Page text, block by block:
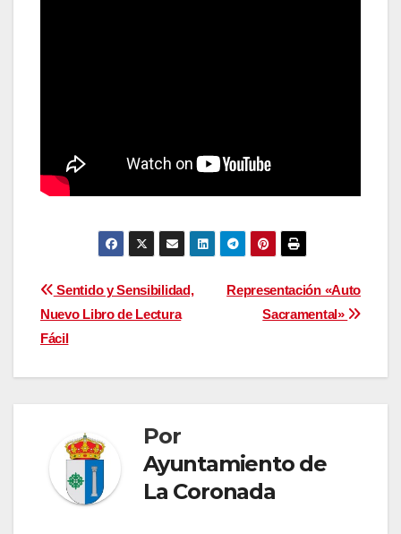
Navegación
de
entradas
Representación «Auto
Sacramental»
Sentido y Sensibilidad,
Nuevo Libro de Lectura
Fácil
Por
Ayuntamiento de
La Coronada